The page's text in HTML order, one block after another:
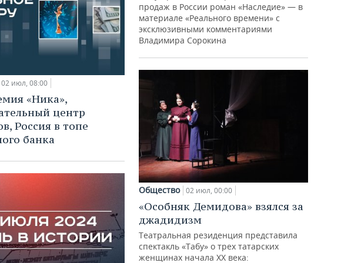
02 июл, 08:00
«Ника»,
центр
Россия в топе
банка
продаж в России роман «Наследие» — в
материале «Реального времени» с
эксклюзивными комментариями
Владимира Сорокина
Общество 02 июл, 00:00
«Особняк Демидова» взялся за
джадидизм
Театральная резиденция представила
спектакль «Табу» о трех татарских
женщинах начала XX века: